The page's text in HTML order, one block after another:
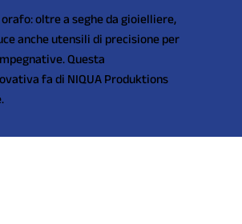
oltre a seghe da gioielliere,
anche utensili di precisione per
Questa
fa di NIQUA Produktions